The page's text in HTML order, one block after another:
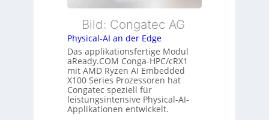
u
n
g
n
g
E
h
e
r
c
a
t
-
Bild: Congatec AG
Physical-AI an der Edge
Das applikationsfertige Modul
aReady.COM Conga-HPC/cRX1
mit AMD Ryzen AI Embedded
X100 Series Prozessoren hat
Congatec speziell für
leistungsintensive Physical-AI-
Applikationen entwickelt.